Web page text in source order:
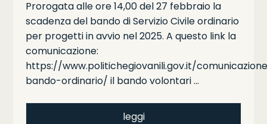
Prorogata alle ore 14,00 del 27 febbraio la
scadenza del bando di Servizio Civile ordinario
per progetti in avvio nel 2025. A questo link la
comunicazione:
https://www.politichegiovanili.gov.it/
bando-ordinario/ il bando volontari …
leggi